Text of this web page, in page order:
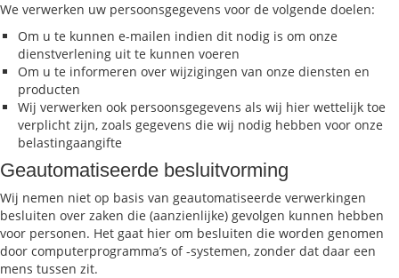
We verwerken uw persoonsgegevens voor de volgende doelen:
Om u te kunnen e-mailen indien dit nodig is om onze
dienstverlening uit te kunnen voeren
Om u te informeren over wijzigingen van onze diensten en
producten
Wij verwerken ook persoonsgegevens als wij hier wettelijk toe
verplicht zijn, zoals gegevens die wij nodig hebben voor onze
belastingaangifte
Geautomatiseerde besluitvorming
Wij nemen niet op basis van geautomatiseerde verwerkingen
besluiten over zaken die (aanzienlijke) gevolgen kunnen hebben
voor personen. Het gaat hier om besluiten die worden genomen
door computerprogramma’s of -systemen, zonder dat daar een
mens tussen zit.